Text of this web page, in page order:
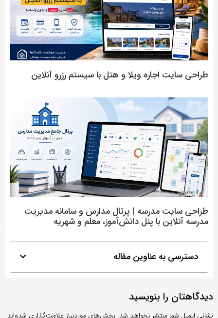
طراحی سایت اجاره ویلا و هتل با سیستم رزرو آنلاین
طراحی سایت مدرسه | پرتال مدارس و سامانه مدیریت
مدرسه آنلاین با پنل دانش‌آموز، معلم و شهریه
دسترسی به عناوین مقاله
دیدگاهتان را بنویسید
نشانی ایمیل شما منتشر نخواهد شد. بخش‌های موردنیاز علامت‌گذاری شده‌اند